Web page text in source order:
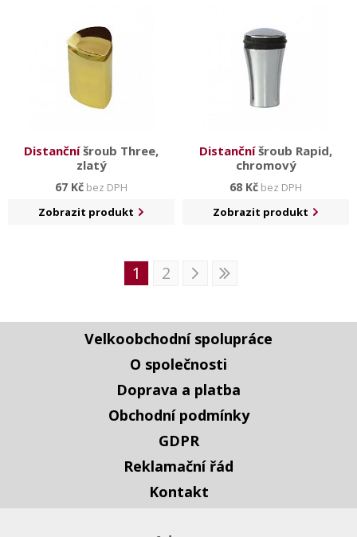
Distančníšroub Three,
zlatý
67 Kč bez DPH
Zobrazit produkt
Distančníšroub Rapid,
chromový
68 Kč bez DPH
Zobrazit produkt
1 2
Velkoobchodní spolupráce
O společnosti
Doprava a platba
Obchodní podmínky
GDPR
Reklamační řád
Kontakt